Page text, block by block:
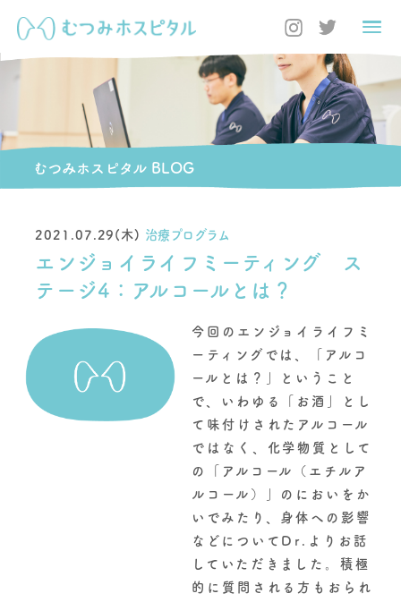
むつみホスピタル BLOG
2021.07.29(木) 治療プログラム
エンジョイライフミーティング ス
テージ4：アルコールとは？
今回のエンジョイライフミ
ーティングでは、「アルコ
ールとは？」ということ
で、いわゆる「お酒」とし
て味付けされたアルコール
ではなく、化学物質として
の「アルコール（エチルア
ルコール）」のにおいをか
いでみたり、身体への影響
などについてDr.よりお話
していただきました。積極
的に質問される方もおられ